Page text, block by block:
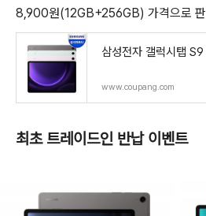
8,900원(12GB+256GB) 가격으로 판
삼성전자 갤럭시탭
www.coupang.com
최초 트레이드인 반납 이벤트